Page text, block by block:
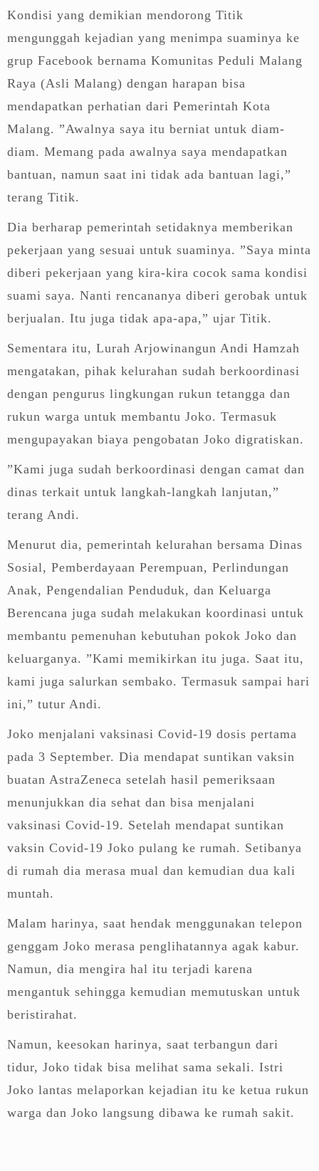
Kondisi yang demikian mendorong Titik
mengunggah kejadian yang menimpa suaminya ke
grup Facebook bernama Komunitas Peduli Malang
Raya (Asli Malang) dengan harapan bisa
mendapatkan perhatian dari Pemerintah Kota
Malang. ”Awalnya saya itu berniat untuk diam-
diam. Memang pada awalnya saya mendapatkan
bantuan, namun saat ini tidak ada bantuan lagi,”
terang Titik.
Dia berharap pemerintah setidaknya memberikan
pekerjaan yang sesuai untuk suaminya. ”Saya minta
diberi pekerjaan yang kira-kira cocok sama kondisi
suami saya. Nanti rencananya diberi gerobak untuk
berjualan. Itu juga tidak apa-apa,” ujar Titik.
Sementara itu, Lurah Arjowinangun Andi Hamzah
mengatakan, pihak kelurahan sudah berkoordinasi
dengan pengurus lingkungan rukun tetangga dan
rukun warga untuk membantu Joko. Termasuk
mengupayakan biaya pengobatan Joko digratiskan.
”Kami juga sudah berkoordinasi dengan camat dan
dinas terkait untuk langkah-langkah lanjutan,”
terang Andi.
Menurut dia, pemerintah kelurahan bersama Dinas
Sosial, Pemberdayaan Perempuan, Perlindungan
Anak, Pengendalian Penduduk, dan Keluarga
Berencana juga sudah melakukan koordinasi untuk
membantu pemenuhan kebutuhan pokok Joko dan
keluarganya. ”Kami memikirkan itu juga. Saat itu,
kami juga salurkan sembako. Termasuk sampai hari
ini,” tutur Andi.
Joko menjalani vaksinasi Covid-19 dosis pertama
pada 3 September. Dia mendapat suntikan vaksin
buatan AstraZeneca setelah hasil pemeriksaan
menunjukkan dia sehat dan bisa menjalani
vaksinasi Covid-19. Setelah mendapat suntikan
vaksin Covid-19 Joko pulang ke rumah. Setibanya
di rumah dia merasa mual dan kemudian dua kali
muntah.
Malam harinya, saat hendak menggunakan telepon
genggam Joko merasa penglihatannya agak kabur.
Namun, dia mengira hal itu terjadi karena
mengantuk sehingga kemudian memutuskan untuk
beristirahat.
Namun, keesokan harinya, saat terbangun dari
tidur, Joko tidak bisa melihat sama sekali. Istri
Joko lantas melaporkan kejadian itu ke ketua rukun
warga dan Joko langsung dibawa ke rumah sakit.